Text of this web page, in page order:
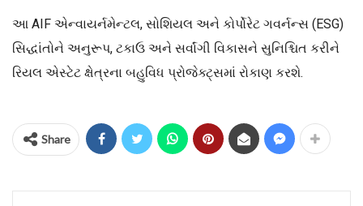
આ AIF એન્વાયર્નમેન્ટલ, સોશિયલ અને કોર્પોરેટ ગવર્નન્સ (ESG)
સિદ્ધાંતોને અનુરૂપ, ટકાઉ અને સર્વાંગી વિકાસને સુનિશ્ચિત કરીને
રિયલ એસ્ટેટ ક્ષેત્રના બહુવિધ પ્રોજેક્ટ્સમાં રોકાણ કરશે.
Share